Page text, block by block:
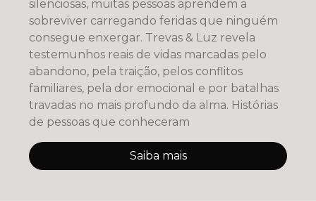
silenciosas, muitas pessoas aprendem a
sobreviver carregando feridas que ninguém
consegue enxergar. Trevas & Luz revela
testemunhos reais de vidas marcadas pelo
abandono, pela traição, pelos conflitos
familiares, pela dor emocional e por batalhas
travadas no mais profundo da alma. Histórias
de pessoas que conheceram
Saiba mais